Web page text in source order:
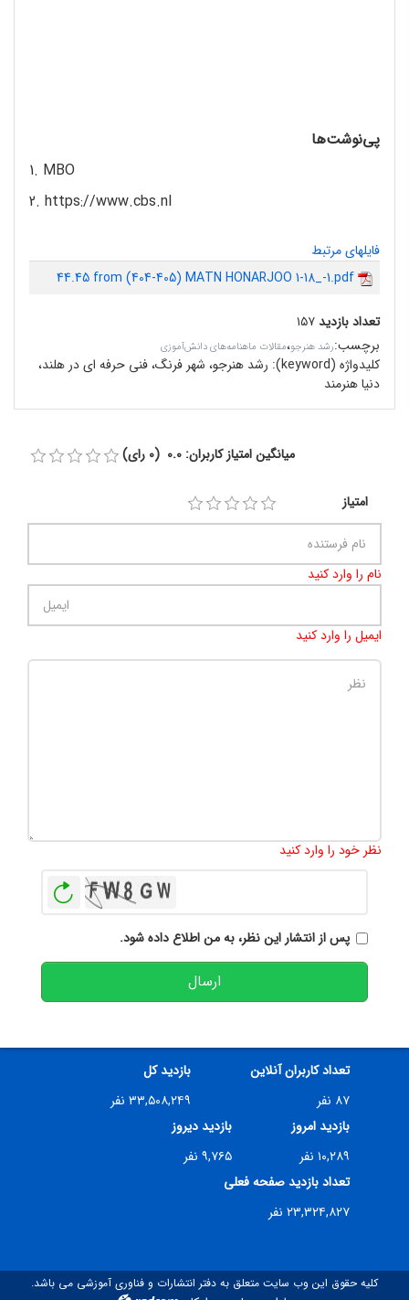
پی‌نوشت‌ها
1. MBO
2. https://www.cbs.nl
فایلهای مرتبط
44.45 from (404-405) MATN HONARJOO 1-18_-1.pdf
تعداد بازدید۱۵۷
برچسب:رشد هنرجو،مقالات ماهنامه‌های دانش‌آموزی
کلیدواژه (keyword):
رشد هنرجو، شهر فرنگ، فنی حرفه ای در هلند،
دنیا هنرمند
میانگین امتیاز کاربران: 0.0 (0 رای)
امتیاز
نام را وارد کنید
ایمیل را وارد کنید
نظر خود را وارد کنید
پس از انتشار این نظر، به من اطلاع داده شود.
ارسال
تعداد کاربران آنلاین
۸۷ نفر
بازدید کل
۳۳,۵۰۸,۲۴۹ نفر
بازدید امروز
۱۰,۲۸۹ نفر
بازدید دیروز
۹,۷۶۵ نفر
تعداد بازدید صفحه فعلی
۲۳,۳۲۴,۸۲۷ نفر
کلیه حقوق این وب سایت متعلق به دفتر انتشارات و فناوری آموزشی می باشد.